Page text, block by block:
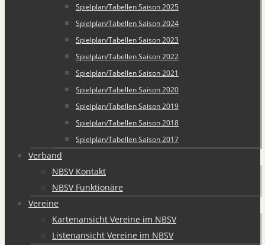
Spielplan/Tabellen Saison 2025
Spielplan/Tabellen Saison 2024
Spielplan/Tabellen Saison 2023
Spielplan/Tabellen Saison 2022
Spielplan/Tabellen Saison 2021
Spielplan/Tabellen Saison 2020
Spielplan/Tabellen Saison 2019
Spielplan/Tabellen Saison 2018
Spielplan/Tabellen Saison 2017
Verband
NBSV Kontakt
NBSV Funktionäre
Vereine
Kartenansicht Vereine im NBSV
Listenansicht Vereine im NBSV